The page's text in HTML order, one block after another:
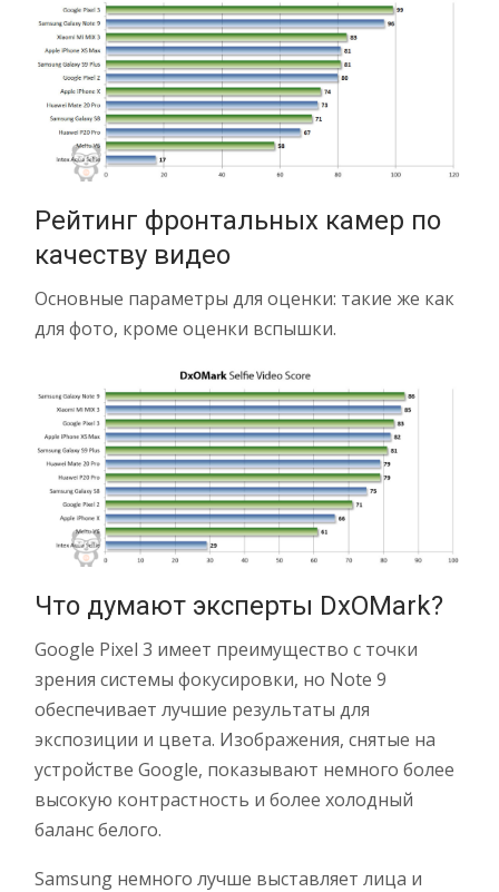
Рейтинг фронтальных камер по
качеству видео
Основные параметры для оценки: такие же как
для фото, кроме оценки вспышки.
Что думают эксперты DxOMark?
Google Pixel 3 имеет преимущество с точки
зрения системы фокусировки, но Note 9
обеспечивает лучшие результаты для
экспозиции и цвета. Изображения, снятые на
устройстве Google, показывают немного более
высокую контрастность и более холодный
баланс белого.
Samsung немного лучше выставляет лица и